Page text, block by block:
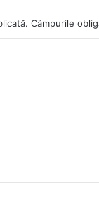
Câmpurile